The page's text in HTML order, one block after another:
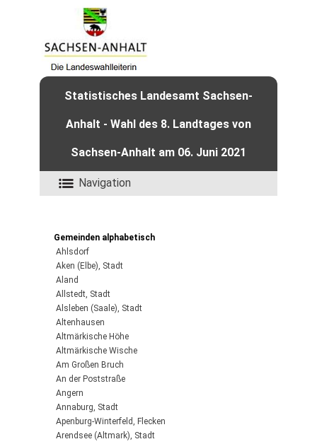
Statistisches Landesamt Sachsen-
Anhalt - Wahl des 8. Landtages von
Sachsen-Anhalt am 06. Juni 2021
Navigation
Gemeinden alphabetisch
Ahlsdorf
Aken (Elbe), Stadt
Aland
Allstedt, Stadt
Alsleben (Saale), Stadt
Altenhausen
Altmärkische Höhe
Altmärkische Wische
Am Großen Bruch
An der Poststraße
Angern
Annaburg, Stadt
Apenburg-Winterfeld, Flecken
Arendsee (Altmark), Stadt